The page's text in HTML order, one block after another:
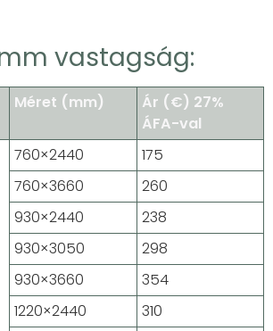
vastagság:
Méret (mm)
Ár (€) 27%
ÁFA-val
760×2440
175
760×3660
260
930×2440
238
930×3050
298
930×3660
354
1220×2440
310